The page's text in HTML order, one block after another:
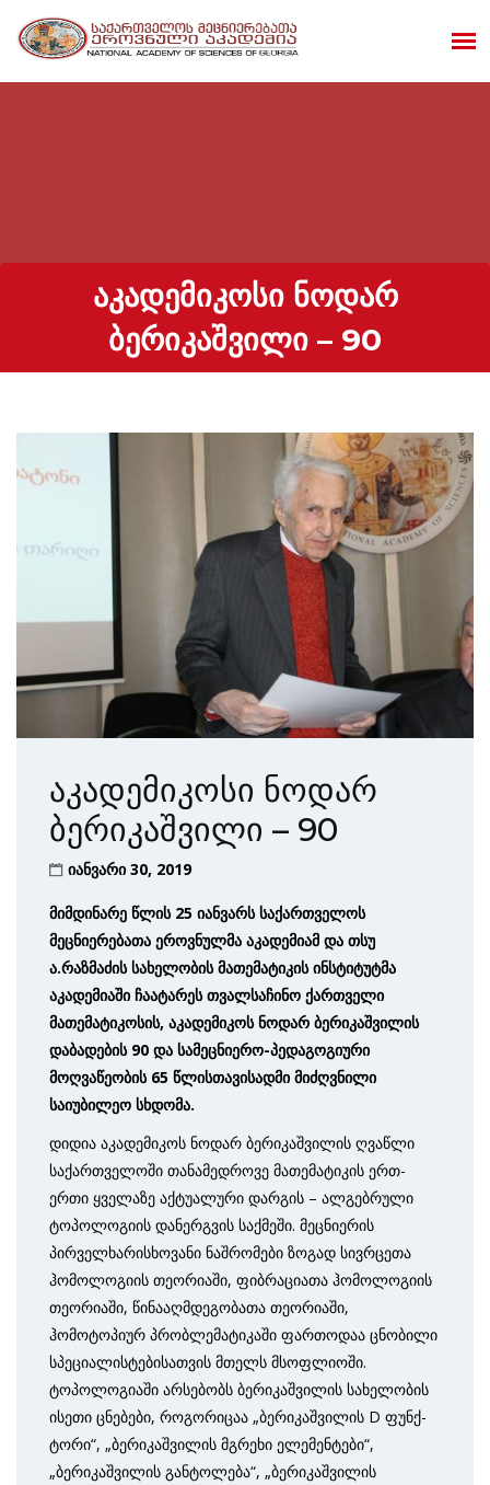
ᲐᲙᲐᲓᲔᲛᲘᲙᲝᲡᲘ ᲜᲝᲓᲐᲠ
ᲑᲔᲠᲘᲙᲐᲨᲕᲘᲚᲘ – 90
აკადემიკოსი ნოდარ
ბერიკაშვილი – 90
იანვარი 30, 2019
მიმდინარე წლის 25 იანვარს საქართველოს
მეცნიერებათა ეროვნულმა აკადემიამ და თსუ
ა.რაზმაძის სახელობის მათემატიკის ინსტიტუტმა
აკადემიაში ჩაატარეს თვალსაჩინო ქართველი
მათემატიკოსის, აკადემიკოს ნოდარ ბერიკაშვილის
დაბადების 90 და სამეცნიერო-პედაგოგიური
მოღვაწეობის 65 წლისთავისადმი მიძღვნილი
საიუბილეო სხდომა.
დიდია აკადემიკოს ნოდარ ბერიკაშვილის ღვაწლი
საქართველოში თანამედროვე მათემატიკის ერთ-
ერთი ყველაზე აქტუალური დარგის – ალგებრული
ტოპოლოგიის დანერგვის საქმეში. მეცნიერის
პირველხარის­ხო­ვანი ნაშრომები ზოგად სივრცეთა
ჰომოლოგიის თეორიაში, ფიბრაციათა ჰო­მო­ლოგიის
თეორიაში, წინააღმდეგობათა თეორიაში,
ჰომოტოპიურ პრობლე­მა­ტიკაში ფართოდაა ცნობილი
სპეციალისტებისათვის მთელს მსოფლიოში.
ტოპოლოგიაში არსებობს ბერი­კაშვილის სახელობის
ისეთი ცნებები, როგორიცაა „ბერიკაშვილის D ფუნქ­
ტორი“, „ბერიკაშვილის მგრეხი ელემენტები“,
„ბერიკაშვილის განტო­ლება“, „ბერიკაშვილის